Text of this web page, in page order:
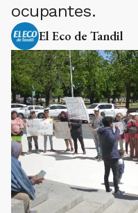
ocupantes.
El Eco de Tandil